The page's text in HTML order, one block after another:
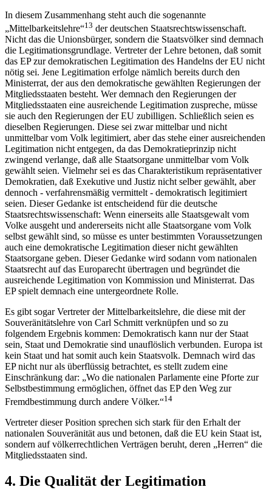
In diesem Zusammenhang steht auch die sogenannte
„Mittelbarkeitslehre“13 der deutschen Staatsrechtswissenschaft.
Nicht das die Unionsbürger, sondern die Staatsvölker sind demnach
die Legitimationsgrundlage. Vertreter der Lehre betonen, daß somit
das EP zur demokratischen Legitimation des Handelns der EU nicht
nötig sei. Jene Legitimation erfolge nämlich bereits durch den
Ministerrat, der aus den demokratische gewählten Regierungen der
Mitgliedsstaaten besteht. Wer demnach den Regierungen der
Mitgliedsstaaten eine ausreichende Legitimation zuspreche, müsse
sie auch den Regierungen der EU zubilligen. Schließlich seien es
dieselben Regierungen. Diese sei zwar mittelbar und nicht
unmittelbar vom Volk legitimiert, aber das stehe einer ausreichenden
Legitimation nicht entgegen, da das Demokratieprinzip nicht
zwingend verlange, daß alle Staatsorgane unmittelbar vom Volk
gewählt seien. Vielmehr sei es das Charakteristikum repräsentativer
Demokratien, daß Exekutive und Justiz nicht selber gewählt, aber
dennoch - verfahrensmäßig vermittelt - demokratisch legitimiert
seien. Dieser Gedanke ist entscheidend für die deutsche
Staatsrechtswissenschaft: Wenn einerseits alle Staatsgewalt vom
Volke ausgeht und andererseits nicht alle Staatsorgane vom Volk
selbst gewählt sind, so müsse es unter bestimmten Voraussetzungen
auch eine demokratische Legitimation dieser nicht gewählten
Staatsorgane geben. Dieser Gedanke wird sodann vom nationalen
Staatsrecht auf das Europarecht übertragen und begründet die
ausreichende Legitimation von Kommission und Ministerrat. Das
EP spielt demnach eine untergeordnete Rolle.
Es gibt sogar Vertreter der Mittelbarkeitslehre, die diese mit der
Souveränitätslehre von Carl Schmitt verknüpfen und so zu
folgendem Ergebnis kommen: Demokratisch kann nur der Staat
sein, Staat und Demokratie sind unauflöslich verbunden. Europa ist
kein Staat und hat somit auch kein Staatsvolk. Demnach wird das
EP nicht nur als überflüssig betrachtet, es stellt zudem eine
Einschränkung dar: „Wo die nationalen Parlamente eine Pforte zur
Selbstbestimmung ermöglichen, öffnet das EP den Weg zur
Fremdbestimmung durch andere Völker.“14
Vertreter dieser Position sprechen sich stark für den Erhalt der
nationalen Souveränität aus und betonen, daß die EU kein Staat ist,
sondern auf völkerrechtlichen Verträgen beruht, deren „Herren“ die
Mitgliedsstaaten sind.
4. Die Qualität der Legitimation